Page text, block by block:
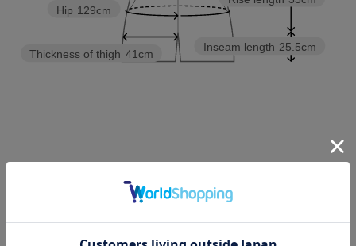
Inseam length 25.5cm
Thickness of thigh 41cm
Hip 129cm
3L 4L 5L